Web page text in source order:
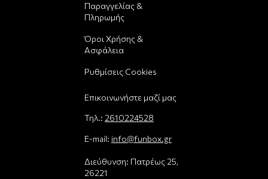
Παραγγελίας &
Πληρωμής
Όροι Χρήσης &
Ασφάλεια
Ρυθμίσεις Cookies
Επικοινωνήστε μαζί μας
Τηλ.: 2610224528
E-mail: info@funbox.gr
Διεύθυνση: Πατρέως 25,
26221